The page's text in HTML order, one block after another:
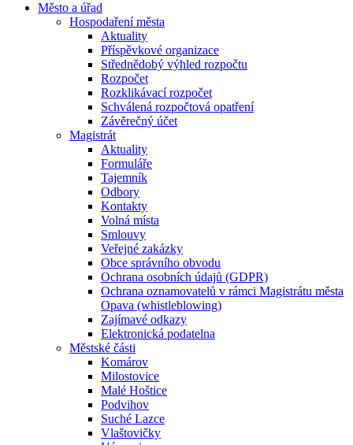
Město a úřad
Hospodaření města
Aktuality
Příspěvkové organizace
Střednědobý výhled rozpočtu
Rozpočet
Rozklikávací rozpočet
Schválená rozpočtová opatření
Závěrečný účet
Magistrát
Aktuality
Formuláře
Tajemník
Odbory
Kontakty
Volná místa
Smlouvy
Veřejné zakázky
Obce správního obvodu
Ochrana osobních údajů (GDPR)
Ochrana oznamovatelů v rámci Magistrátu města
Opava (whistleblowing)
Zajímavé odkazy
Elektronická podatelna
Městské části
Komárov
Milostovice
Malé Hoštice
Podvihov
Suché Lazce
Vlaštovičky